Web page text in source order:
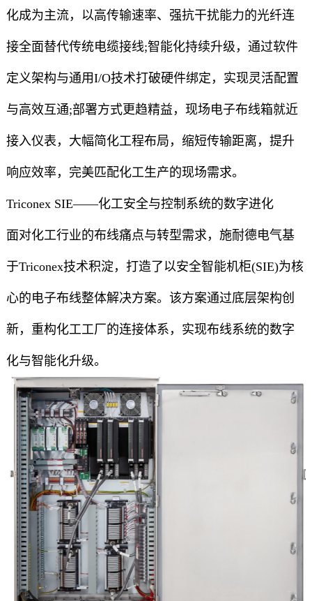
化成为主流，以高传输速率、强抗干扰能力的光纤连
接全面替代传统电缆接线;智能化持续升级，通过软件
定义架构与通用I/O技术打破硬件绑定，实现灵活配置
与高效互通;部署方式更趋精益，现场电子布线箱就近
接入仪表，大幅简化工程布局，缩短传输距离，提升
响应效率，完美匹配化工生产的现场需求。
Triconex SIE——化工安全与控制系统的数字进化
面对化工行业的布线痛点与转型需求，施耐德电气基
于Triconex技术积淀，打造了以安全智能机柜(SIE)为核
心的电子布线整体解决方案。该方案通过底层架构创
新，重构化工工厂的连接体系，实现布线系统的数字
化与智能化升级。